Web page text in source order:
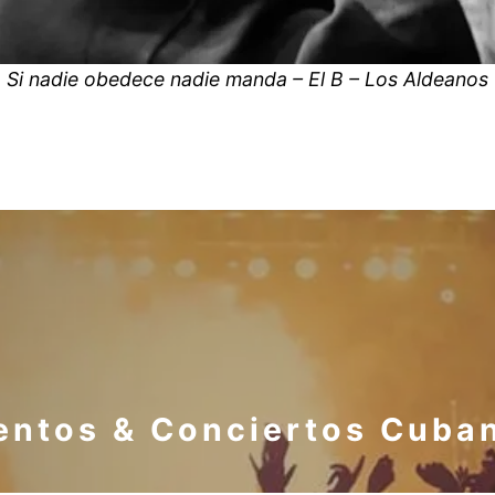
Si nadie obedece nadie manda – El B – Los Aldeanos
& Conciertos